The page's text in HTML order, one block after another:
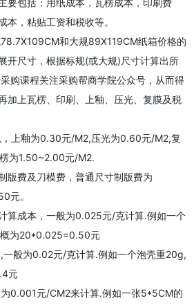
本，粘贴工资和税收等。
和大规89X119CM纸箱价格的
开尺寸，根据标规(或大规)尺寸计算出所
购课程关注采购帮商学院公众号，从而得
加上瓦楞、印刷、上釉、压光、复膜及税
上釉为0.30元/M2,压光为0.60元/M2,复
为1.50~2.00元/M2.
版费及刀模费，普通尺寸制版费为
元。
算成本，一般为0.025元/克计算.例如一个
概为20*0.025=0.50元
一般为0.02元/克计算.例如一个泡壳重20g,
元
0.001元/CM2来计算.例如一张5*5CM的